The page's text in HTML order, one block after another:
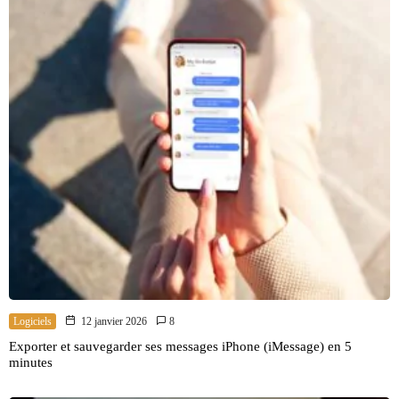
Logiciels 12 janvier 2026 8
Exporter et sauvegarder ses messages iPhone (iMessage) en 5
minutes